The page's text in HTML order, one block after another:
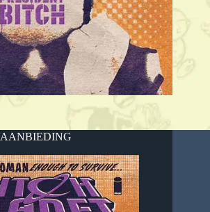
AANBIEDING